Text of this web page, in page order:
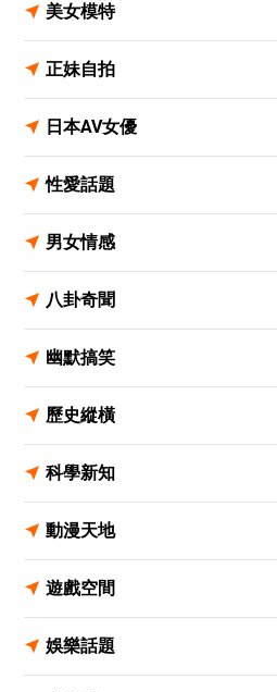
美女模特
正妹自拍
日本AV女優
性愛話題
男女情感
八卦奇聞
幽默搞笑
歷史縱橫
科學新知
動漫天地
遊戲空間
娛樂話題